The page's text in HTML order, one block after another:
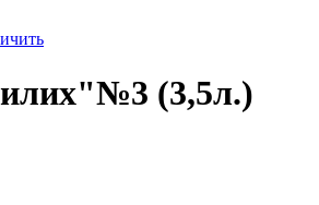
(3,5л.)